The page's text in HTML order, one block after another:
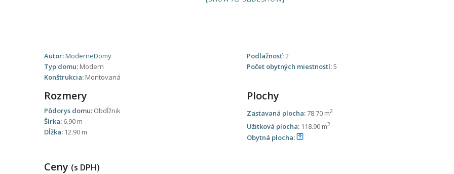
Autor:ModerneDomy
Typ domu: Modern
Konštrukcia: Montovaná
Podlažnosť:2
Počet obytných miestností:5
Rozmery
Pôdorys domu: Obdĺžnik
Šírka: 6.90 m
Dĺžka: 12.90 m
Plochy
Zastavaná plocha:78.70 m2
Užitková plocha: 118.90 m2
Obytná plocha:
Ceny (s DPH)